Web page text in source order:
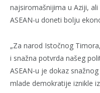
najsiromašnijima u Aziji,
ASEAN-u doneti bolju
„Za narod Istočnog
i snažna potvrda našeg
ASEAN-u je dokaz
mlade demokratije iznikle